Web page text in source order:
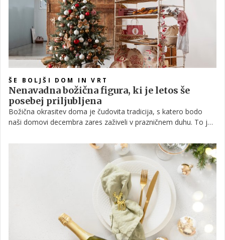
ŠE BOLJŠI DOM IN VRT
Nenavadna božična figura, ki je letos še
posebej priljubljena
Božična okrasitev doma je čudovita tradicija, s katero bodo
naši domovi decembra zares zaživeli v prazničnem duhu. To je
barvami, pentljami, zvezdami, skratka z vsem, kar nam srce
poželi. Lahko pa se seveda odločimo za bolj minimalističen
videz, ki pa ne prinaša nič manj veselja in sreče. Da bo odločitev
lažja, predstavljamo tri teme, s katerimi letos ni mogoče